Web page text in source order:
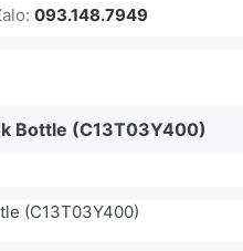
093.148.7949
Bottle (C13T03Y400)
(C13T03Y400)